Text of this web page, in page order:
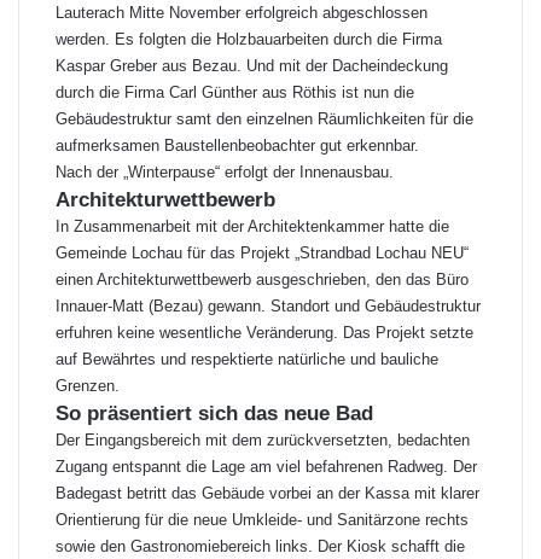
Lauterach Mitte November erfolgreich abgeschlossen
werden. Es folgten die Holzbauarbeiten durch die Firma
Kaspar Greber aus Bezau. Und mit der Dacheindeckung
durch die Firma Carl Günther aus Röthis ist nun die
Gebäudestruktur samt den einzelnen Räumlichkeiten für die
aufmerksamen Baustellenbeobachter gut erkennbar.
Nach der „Winterpause“ erfolgt der Innenausbau.
Architekturwettbewerb
In Zusammenarbeit mit der Architektenkammer hatte die
Gemeinde Lochau für das Projekt „Strandbad Lochau NEU“
einen Architekturwettbewerb ausgeschrieben, den das Büro
Innauer-Matt (Bezau) gewann. Standort und Gebäudestruktur
erfuhren keine wesentliche Veränderung. Das Projekt setzte
auf Bewährtes und respektierte natürliche und bauliche
Grenzen.
So präsentiert sich das neue Bad
Der Eingangsbereich mit dem zurückversetzten, bedachten
Zugang entspannt die Lage am viel befahrenen Radweg. Der
Badegast betritt das Gebäude vorbei an der Kassa mit klarer
Orientierung für die neue Umkleide- und Sanitärzone rechts
sowie den Gastronomiebereich links. Der Kiosk schafft die